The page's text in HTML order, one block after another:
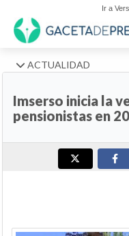
Ir a
ACTUALIDAD
Imserso inicia la
pensionistas en